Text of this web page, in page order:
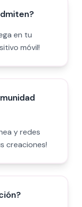
en tu
móvil!
y redes
creaciones!